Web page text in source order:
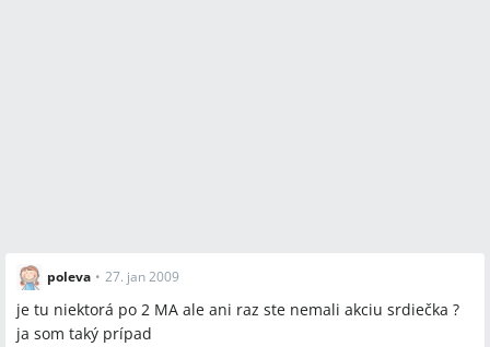
poleva • 27. jan 2009
je tu niektorá po 2 MA ale ani raz ste nemali akciu srdiečka ?
ja som taký prípad